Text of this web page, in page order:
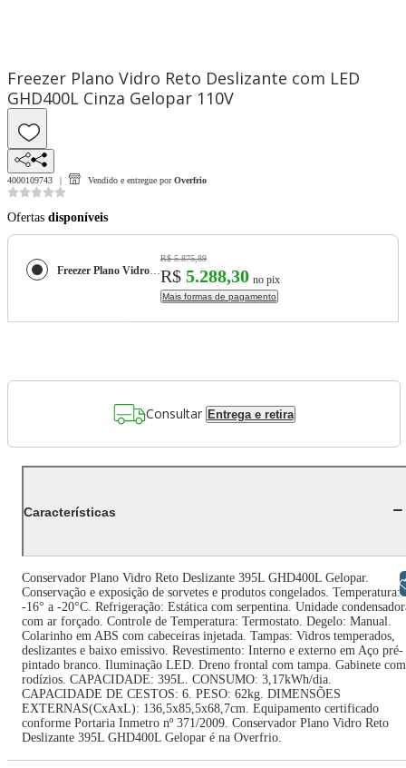
Freezer Plano Vidro Reto Deslizante com LED
GHD400L Cinza Gelopar 110V
4000109743 Vendido e entregue por Overfrio
Ofertas disponíveis
Freezer Plano Vidro Reto Deslizante com LED GHD400L Cinza Gelopar 110V
R$ 5.875,89
R$ 5.288,30 no pix
Mais formas de pagamento
Consultar Entrega e retira
Características
Conservador Plano Vidro Reto Deslizante 395L GHD400L Gelopar.
Conservação e exposição de sorvetes e produtos congelados. Temperatura:
-16° a -20°C. Refrigeração: Estática com serpentina. Unidade
com ar forçado. Controle de Temperatura: Termostato. Degelo: Manual.
Colarinho em ABS com cabeceiras injetada. Tampas: Vidros temperados,
deslizantes e baixo emissivo. Revestimento: Interno e externo em Aço pré-
pintado branco. Iluminação LED. Dreno frontal com tampa. Gabinete com
rodízios. CAPACIDADE: 395L. CONSUMO: 3,17kWh/dia.
CAPACIDADE DE CESTOS: 6. PESO: 62kg. DIMENSÕES
EXTERNAS(CxAxL): 136,5x85,5x68,7cm. Equipamento certificado
conforme Portaria Inmetro nº 371/2009. Conservador Plano Vidro Reto
Deslizante 395L GHD400L Gelopar é na Overfrio.
Libras